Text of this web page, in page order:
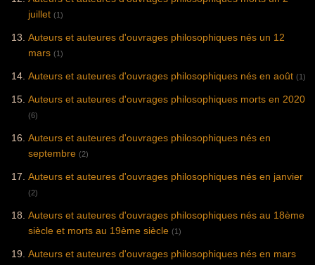
juillet (1)
Auteurs et auteures d'ouvrages philosophiques nés un 12
mars (1)
Auteurs et auteures d'ouvrages philosophiques nés en août (1)
Auteurs et auteures d'ouvrages philosophiques morts en 2020
(6)
Auteurs et auteures d'ouvrages philosophiques nés en
septembre (2)
Auteurs et auteures d'ouvrages philosophiques nés en janvier
(2)
Auteurs et auteures d'ouvrages philosophiques nés au 18ème
siècle et morts au 19ème siècle (1)
Auteurs et auteures d'ouvrages philosophiques nés en mars